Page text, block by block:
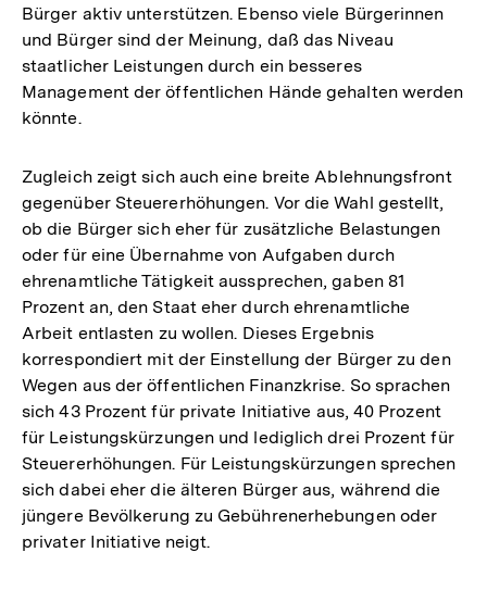
Bürger aktiv unterstützen. Ebenso viele Bürgerinnen
und Bürger sind der Meinung, daß das Niveau
staatlicher Leistungen durch ein besseres
Management der öffentlichen Hände gehalten werden
könnte.
Zugleich zeigt sich auch eine breite Ablehnungsfront
gegenüber Steuererhöhungen. Vor die Wahl gestellt,
ob die Bürger sich eher für zusätzliche Belastungen
oder für eine Übernahme von Aufgaben durch
ehrenamtliche Tätigkeit aussprechen, gaben 81
Prozent an, den Staat eher durch ehrenamtliche
Arbeit entlasten zu wollen. Dieses Ergebnis
korrespondiert mit der Einstellung der Bürger zu den
Wegen aus der öffentlichen Finanzkrise. So sprachen
sich 43 Prozent für private Initiative aus, 40 Prozent
für Leistungskürzungen und lediglich drei Prozent für
Steuererhöhungen. Für Leistungskürzungen sprechen
sich dabei eher die älteren Bürger aus, während die
jüngere Bevölkerung zu Gebührenerhebungen oder
privater Initiative neigt.